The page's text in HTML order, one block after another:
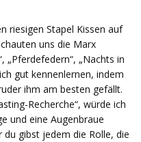
riesigen Stapel Kissen auf
uns die Marx
„Pferdefedern“, „Nachts in
gut kennenlernen, indem
ihm am besten gefällt.
Recherche“, würde ich
und eine Augenbraue
du gibst jedem die Rolle, die